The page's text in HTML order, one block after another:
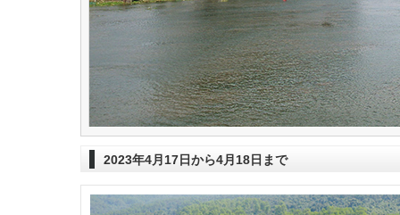
2023年4月17日から4月18日まで